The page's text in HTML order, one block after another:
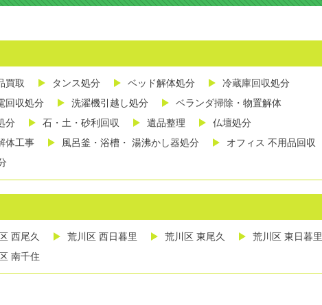
買取 タンス処分 ベッド解体処分
冷蔵庫回収処分
回収処分 洗濯機引越し処分
ベランダ掃除・物置解体
分 石・土・砂利回収 遺品整理
仏壇処分
体工事 風呂釜・浴槽・ 湯沸かし器処分
オフィス 不用品回収
西尾久 荒川区 西日暮里 荒川区 東尾久
荒川区 東日暮里
南千住